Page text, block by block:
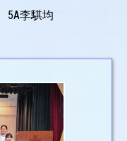
5A李騏均